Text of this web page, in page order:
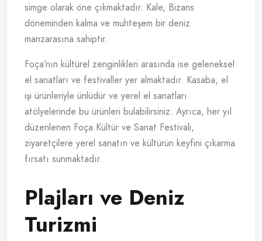
simge olarak öne çıkmaktadır. Kale, Bizans
döneminden kalma ve muhteşem bir deniz
manzarasına sahiptir.
Foça’nın kültürel zenginlikleri arasında ise geleneksel
el sanatları ve festivaller yer almaktadır. Kasaba, el
işi ürünleriyle ünlüdür ve yerel el sanatları
atölyelerinde bu ürünleri bulabilirsiniz. Ayrıca, her yıl
düzenlenen Foça Kültür ve Sanat Festivali,
ziyaretçilere yerel sanatın ve kültürün keyfini çıkarma
fırsatı sunmaktadır.
Plajları ve Deniz
Turizmi